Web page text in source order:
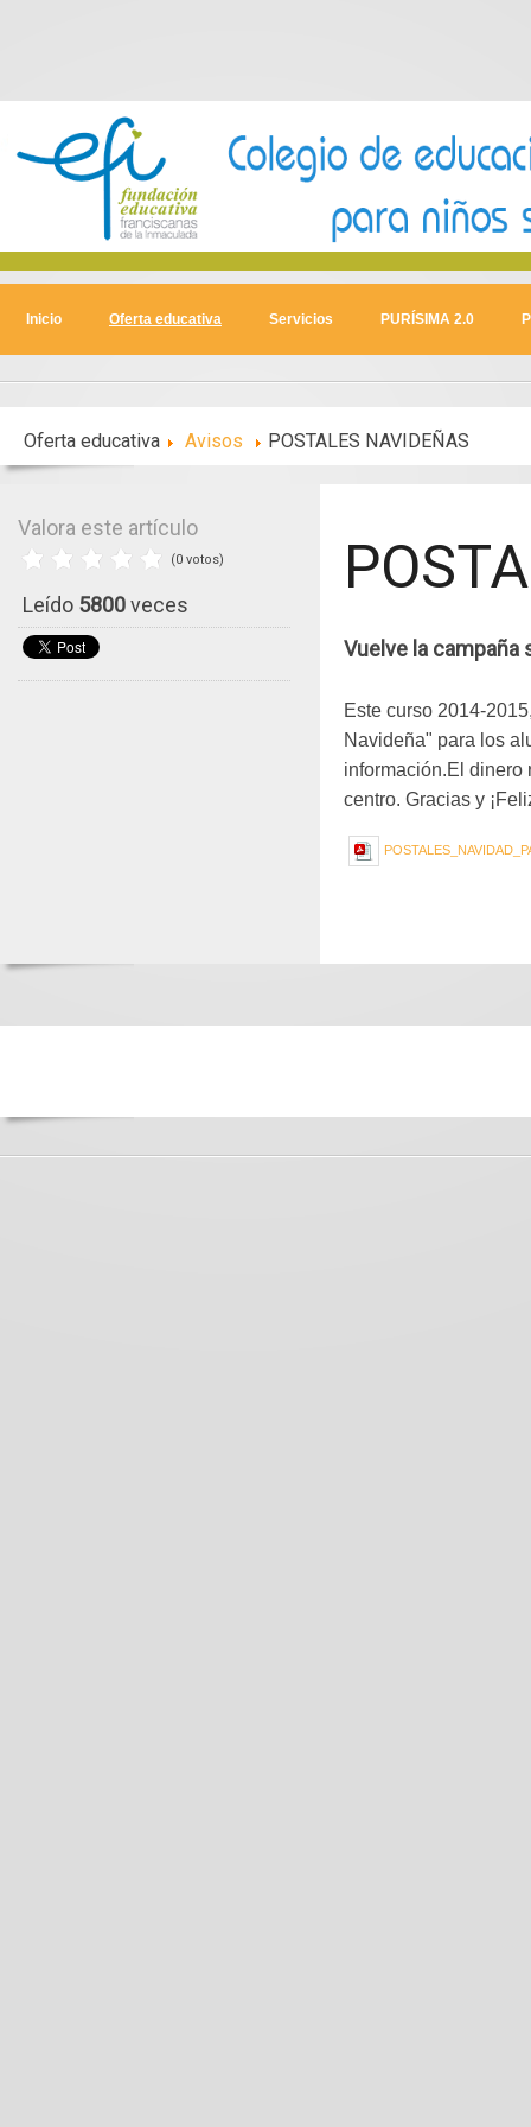
Inicio Oferta educativa Servicios PURÍSIMA 2.0
Oferta educativa Avisos POSTALES NAVIDEÑAS
Valora este artículo
(0 votos)
Leído 5800veces
Vuelve la campaña
Este curso 2014-
Navideña" para los
información.El dinero
centro. Gracias y